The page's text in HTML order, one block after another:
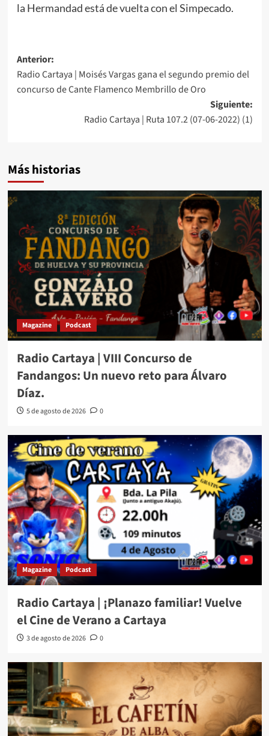
la Hermandad está de vuelta con el Simpecado.
Anterior:
Radio Cartaya | Moisés Vargas gana el segundo premio del
concurso de Cante Flamenco Membrillo de Oro
Siguiente:
Radio Cartaya | Ruta 107.2 (07-06-2022) (1)
Más historias
Magazine Podcast
Radio Cartaya | VIII Concurso de
Fandangos: Un nuevo reto para Álvaro
Díaz.
5 de agosto de 2026 0
Magazine Podcast
Radio Cartaya | ¡Planazo familiar! Vuelve
el Cine de Verano a Cartaya
3 de agosto de 2026 0